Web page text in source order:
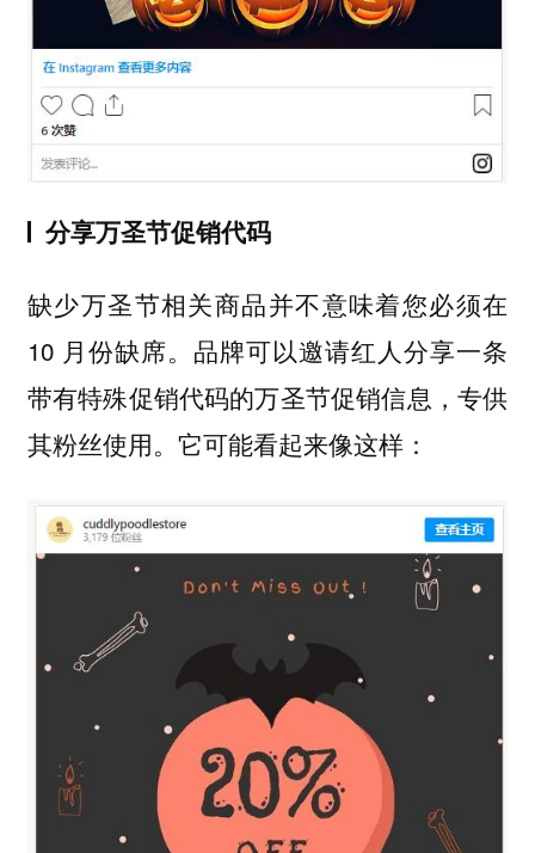
分享万圣节促销代码
缺少万圣节相关商品并不意味着您必须在
10 月份缺席。品牌可以邀请红人分享一条
带有特殊促销代码的万圣节促销信息，专供
其粉丝使用。它可能看起来像这样：